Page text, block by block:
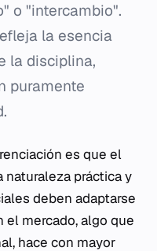
o "intercambio".
la esencia
la disciplina,
puramente
es que el
práctica y
deben adaptarse
el mercado, algo que
hace con mayor